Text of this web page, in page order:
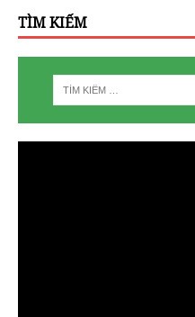
TÌM KIẾM